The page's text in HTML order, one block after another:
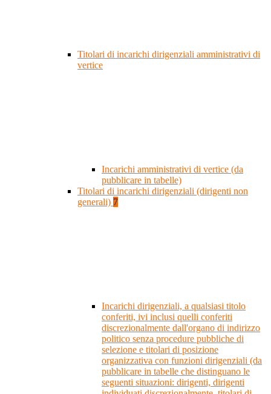
Titolari di incarichi dirigenziali amministrativi di
vertice
Incarichi amministrativi di vertice (da
pubblicare in tabelle)
Titolari di incarichi dirigenziali (dirigenti non
generali) 7
Incarichi dirigenziali, a qualsiasi titolo
conferiti, ivi inclusi quelli conferiti
discrezionalmente dall'organo di indirizzo
politico senza procedure pubbliche di
selezione e titolari di posizione
organizzativa con funzioni dirigenziali (da
pubblicare in tabelle che distinguano le
seguenti situazioni: dirigenti, dirigenti